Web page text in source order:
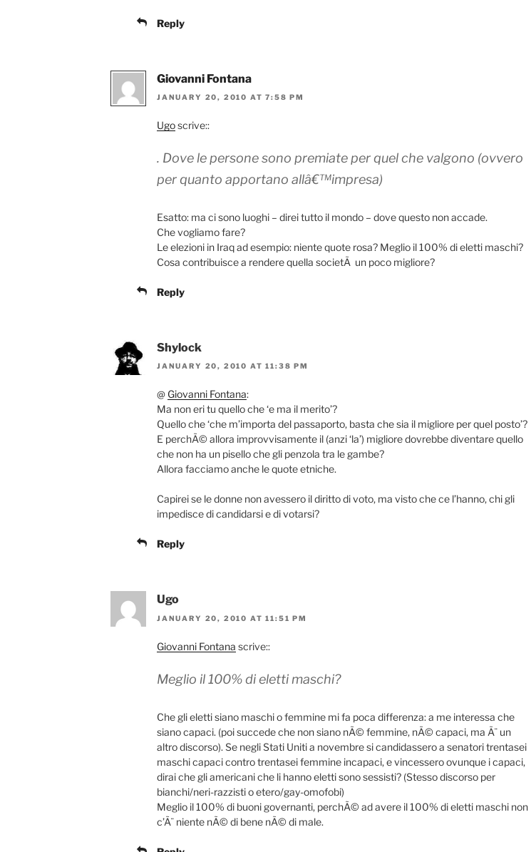
Reply
Giovanni Fontana
JANUARY 20, 2010 AT 7:58 PM
Ugoscrive::
. Dove le persone sono premiate per quel che valgono (ovvero
per quanto apportano allâ€™impresa)
Esatto: ma ci sono luoghi – direi tutto il mondo – dove questo non accade.
Che vogliamo fare?
Le elezioni in Iraq ad esempio: niente quote rosa? Meglio il 100% di eletti maschi?
Cosa contribuisce a rendere quella societÃ un poco migliore?
Reply
Shylock
JANUARY 20, 2010 AT 11:38 PM
@ Giovanni Fontana:
Ma non eri tu quello che ‘e ma il merito’?
Quello che ‘che m’importa del passaporto, basta che sia il migliore per quel posto’?
E perchÃ© allora improvvisamente il (anzi ‘la’) migliore dovrebbe diventare quello
che non ha un pisello che gli penzola tra le gambe?
Allora facciamo anche le quote etniche.
Capirei se le donne non avessero il diritto di voto, ma visto che ce l’hanno, chi gli
impedisce di candidarsi e di votarsi?
Reply
Ugo
JANUARY 20, 2010 AT 11:51 PM
Giovanni Fontana scrive::
Meglio il 100% di eletti maschi?
Che gli eletti siano maschi o femmine mi fa poca differenza: a me interessa che
siano capaci. (poi succede che non siano nÃ© femmine, nÃ© capaci, ma Ã¨ un
altro discorso). Se negli Stati Uniti a novembre si candidassero a senatori trentasei
maschi capaci contro trentasei femmine incapaci, e vincessero ovunque i capaci,
dirai che gli americani che li hanno eletti sono sessisti? (Stesso discorso per
bianchi/neri-razzisti o etero/gay-omofobi)
Meglio il 100% di buoni governanti, perchÃ© ad avere il 100% di eletti maschi non
c’Ã¨ niente nÃ© di bene nÃ© di male.